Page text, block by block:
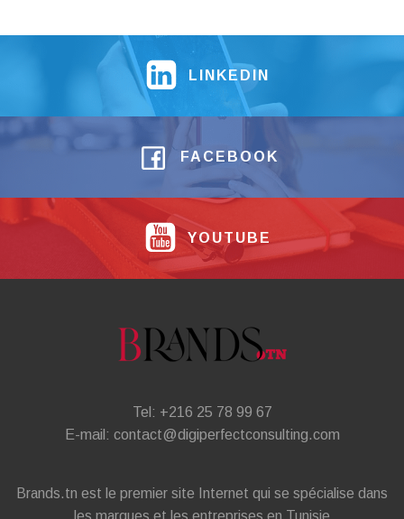
LINKEDIN
FACEBOOK
YOUTUBE
Tel: +216 25 78 99 67
E-mail: contact@digiperfectconsulting.com
Brands.tn est le premier site Internet qui se spécialise dans